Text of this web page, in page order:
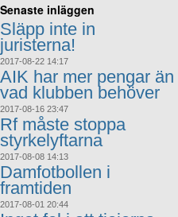
Senaste inläggen
Släpp inte in
juristerna!
2017-08-22 14:17
AIK har mer pengar än
vad klubben behöver
2017-08-16 23:47
Rf måste stoppa
styrkelyftarna
2017-08-08 14:13
Damfotbollen i
framtiden
2017-08-01 20:44